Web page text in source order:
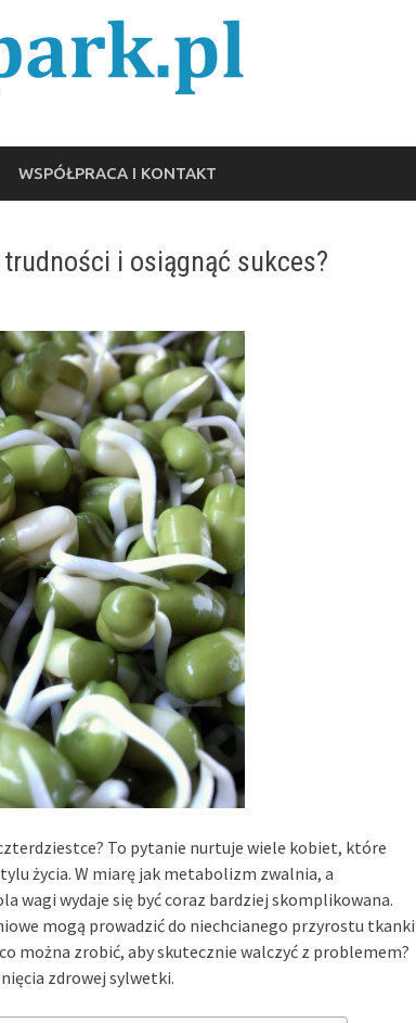
WSPÓŁPRACA I KONTAKT
i osiągnąć sukces?
To pytanie nurtuje wiele kobiet, które
życia. W miarę jak metabolizm zwalnia, a
wagi wydaje się być coraz bardziej skomplikowana.
mogą prowadzić do niechcianego przyrostu tkanki
można zrobić, aby skutecznie walczyć z problemem?
zdrowej sylwetki.